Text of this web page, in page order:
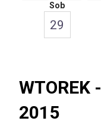
Sob
29
WTOREK -
2015